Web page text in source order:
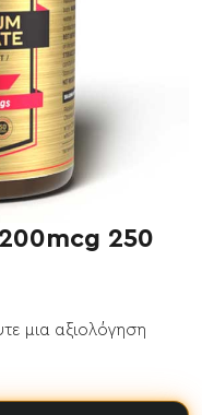
Έχει εξαντληθεί
250
μια αξιολόγηση